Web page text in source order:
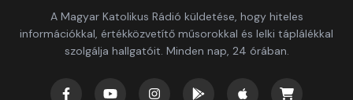
A Magyar Katolikus Rádió küldetése, hogy hiteles
információkkal, értékközvetítő műsorokkal és lelki táplálékkal
szolgálja hallgatóit. Minden nap, 24 órában.